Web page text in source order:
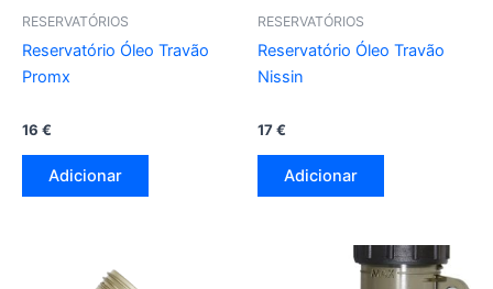
RESERVATÓRIOS
Reservatório Óleo Travão
Promx
16 €
Adicionar
RESERVATÓRIOS
Reservatório Óleo Travão
Nissin
17€
Adicionar